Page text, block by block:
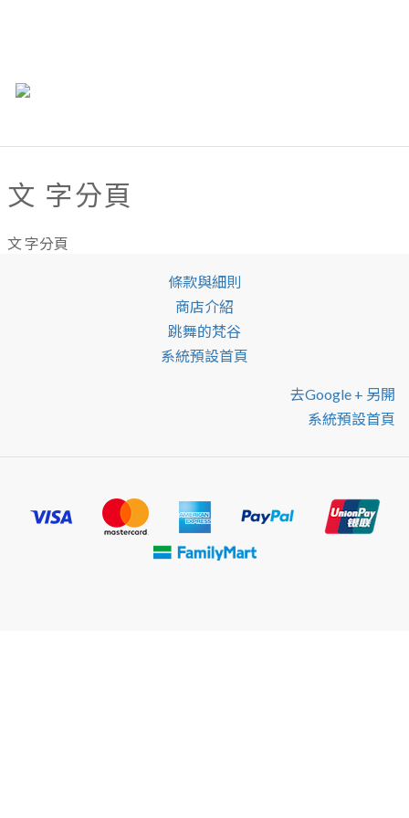
文 字分頁
文 字分頁
條款與細則
商店介紹
跳舞的梵谷
系統預設首頁
去google + 另開
系統預設首頁